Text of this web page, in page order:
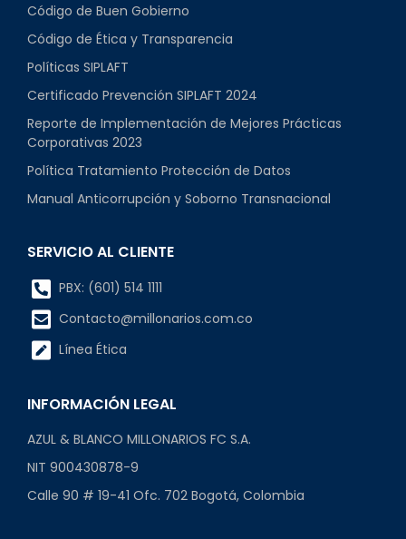
Código de Buen Gobierno
Código de Ética y Transparencia
Políticas SIPLAFT
Certificado Prevención SIPLAFT 2024
Reporte de Implementación de Mejores Prácticas
Corporativas 2023
Política Tratamiento Protección de Datos
Manual Anticorrupción y Soborno Transnacional
SERVICIO AL CLIENTE
PBX: (601) 514 1111
Contacto@millonarios.com.co
Línea Ética
INFORMACIÓN LEGAL
AZUL & BLANCO MILLONARIOS FC S.A.
NIT 900430878-9
Calle 90 # 19-41 Ofc. 702 Bogotá, Colombia